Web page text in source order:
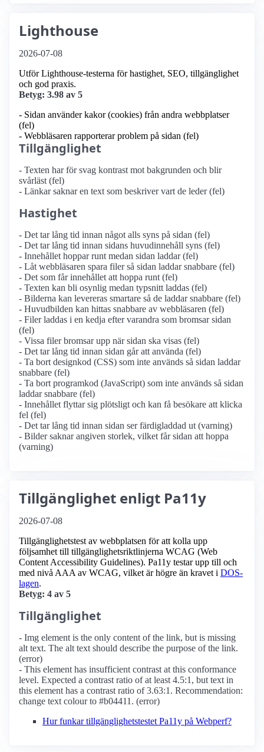
Lighthouse
2026-07-08
Utför Lighthouse-testerna för hastighet, SEO, tillgänglighet
och god praxis.
Betyg: 3.98 av 5
- Sidan använder kakor (cookies) från andra webbplatser
(fel)
- Webbläsaren rapporterar problem på sidan (fel)
Tillgänglighet
- Texten har för svag kontrast mot bakgrunden och blir
svårläst (fel)
- Länkar saknar en text som beskriver vart de leder (fel)
Hastighet
- Det tar lång tid innan något alls syns på sidan (fel)
- Det tar lång tid innan sidans huvudinnehåll syns (fel)
- Innehållet hoppar runt medan sidan laddar (fel)
- Låt webbläsaren spara filer så sidan laddar snabbare (fel)
- Det som får innehållet att hoppa runt (fel)
- Texten kan bli osynlig medan typsnitt laddas (fel)
- Bilderna kan levereras smartare så de laddar snabbare (fel)
- Huvudbilden kan hittas snabbare av webbläsaren (fel)
- Filer laddas i en kedja efter varandra som bromsar sidan
(fel)
- Vissa filer bromsar upp när sidan ska visas (fel)
- Det tar lång tid innan sidan går att använda (fel)
- Ta bort designkod (CSS) som inte används så sidan laddar
snabbare (fel)
- Ta bort programkod (JavaScript) som inte används så sidan
laddar snabbare (fel)
- Innehållet flyttar sig plötsligt och kan få besökare att klicka
fel (fel)
- Det tar lång tid innan sidan ser färdigladdad ut (varning)
- Bilder saknar angiven storlek, vilket får sidan att hoppa
(varning)
Tillgänglighet enligt Pa11y
2026-07-08
Tillgänglighetstest av webbplatsen för att kolla upp
följsamhet till tillgänglighets­riktlinjerna WCAG (Web
Content Accessibility Guidelines). Pa11y testar upp till och
med nivå AAA av WCAG, vilket är högre än kravet i DOS-
lagen.
Betyg: 4 av 5
Tillgänglighet
- Img element is the only content of the link, but is missing
alt text. The alt text should describe the purpose of the link.
(error)
- This element has insufficient contrast at this conformance
level. Expected a contrast ratio of at least 4.5:1, but text in
this element has a contrast ratio of 3.63:1. Recommendation:
change text colour to #b04411. (error)
Hur funkar tillgänglighetstestet Pa11y på Webperf?